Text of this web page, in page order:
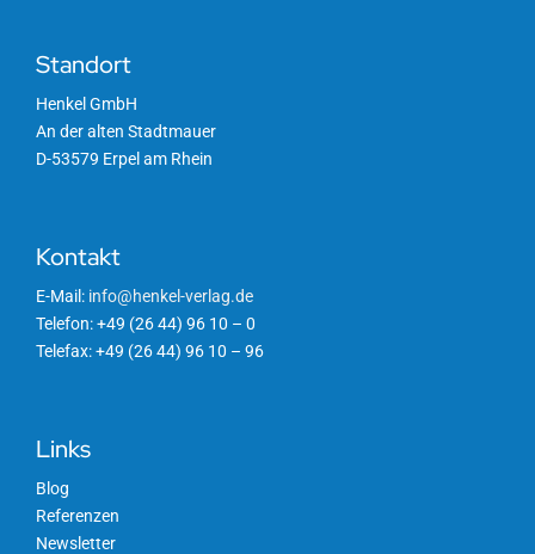
Standort
Henkel GmbH
An der alten Stadtmauer
D-53579 Erpel am Rhein
Kontakt
E-Mail: info@henkel-verlag.de
Telefon: +49 (26 44) 96 10 – 0
Telefax: +49 (26 44) 96 10 – 96
Links
Blog
Referenzen
Newsletter